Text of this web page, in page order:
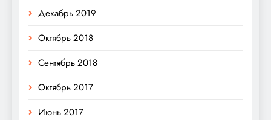
Декабрь 2019
Октябрь 2018
Сентябрь 2018
Октябрь 2017
Июнь 2017